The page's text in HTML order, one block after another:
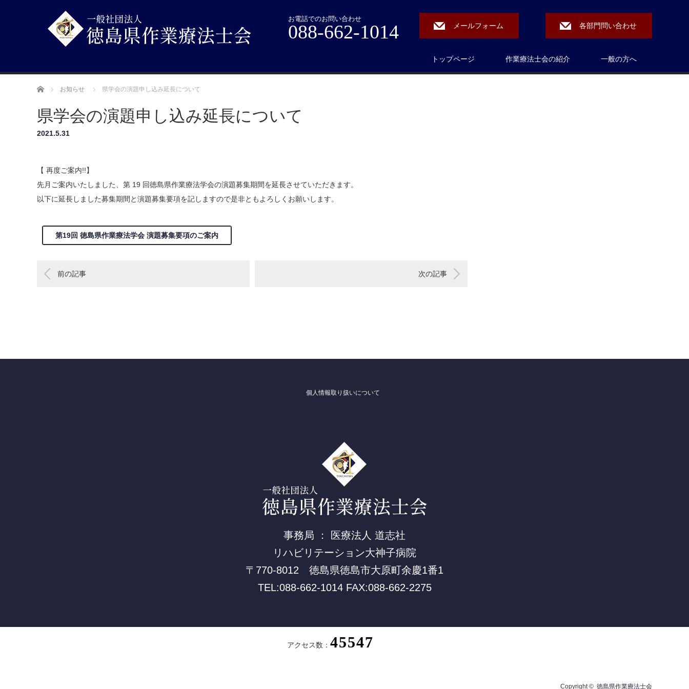
お電話でのお問い合わせ
088-662-1014 メールフォーム 各部門問い合わせ
トップページ 作業療法士会の紹介 一般の方へ
ホーム お知らせ 県学会の演題申し込み延長について
県学会の演題申し込み延長について
2021.5.31
【 再度ご案内!!】
先月ご案内いたしました、第 19 回徳島県作業療法学会の演題募集期間を延長させていただきます。
以下に延長しました募集期間と演題募集要項を記しますので是非ともよろしくお願いします。
第19回 徳島県作業療法学会 演題募集要項のご案内
前の記事 次の記事
個人情報取り扱いについて
事務局 ： 医療法人 道志社
リハビリテーション大神子病院
〒770-8012 徳島県徳島市大原町余慶1番1
TEL:088-662-1014 FAX:088-662-2275
アクセス数：
Copyright © 徳島県作業療法士会